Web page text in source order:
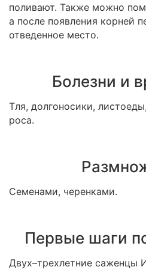
поливают. Также можно
а после появления корней
отведенное место.
Болезни и
Тля, долгоносики,
роса.
Семенами, черенками.
Первые шаги
Двух–трехлетние саженцы